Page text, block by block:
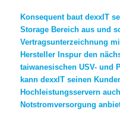
Konsequent baut dexxIT
Storage Bereich aus und
Vertragsunterzeichnung
Hersteller Inspur den
taiwanesischen USV- und
kann dexxIT seinen
Hochleistungsservern
Notstromversorgung